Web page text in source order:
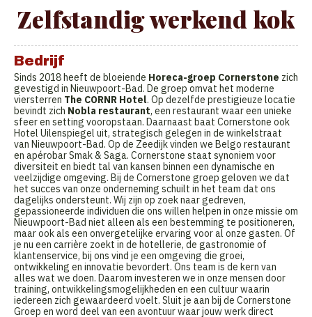
Zelfstandig werkend kok
Bedrijf
Sinds 2018 heeft de bloeiende Horeca-groep Cornerstone zich
gevestigd in Nieuwpoort-Bad. De groep omvat het moderne
viersterren The CORNR Hotel. Op dezelfde prestigieuze locatie
bevindt zich Nobla restaurant, een restaurant waar een unieke
sfeer en setting vooropstaan. Daarnaast baat Cornerstone ook
Hotel Uilenspiegel uit, strategisch gelegen in de winkelstraat
van Nieuwpoort-Bad. Op de Zeedijk vinden we Belgo restaurant
en apérobar Smak & Saga. Cornerstone staat synoniem voor
diversiteit en biedt tal van kansen binnen een dynamische en
veelzijdige omgeving. Bij de Cornerstone groep geloven we dat
het succes van onze onderneming schuilt in het team dat ons
dagelijks ondersteunt. Wij zijn op zoek naar gedreven,
gepassioneerde individuen die ons willen helpen in onze missie om
Nieuwpoort-Bad niet alleen als een bestemming te positioneren,
maar ook als een onvergetelijke ervaring voor al onze gasten. Of
je nu een carrière zoekt in de hotellerie, de gastronomie of
klantenservice, bij ons vind je een omgeving die groei,
ontwikkeling en innovatie bevordert. Ons team is de kern van
alles wat we doen. Daarom investeren we in onze mensen door
training, ontwikkelingsmogelijkheden en een cultuur waarin
iedereen zich gewaardeerd voelt. Sluit je aan bij de Cornerstone
Groep en word deel van een avontuur waar jouw werk direct